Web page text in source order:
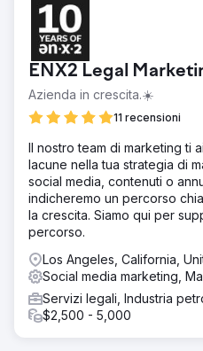
ENX2 Legal
Azienda in crescita.☀️
11 recensioni
Il nostro team di marketing ti
lacune nella tua strategia di
social media, contenuti o
indicheremo un percorso
la crescita. Siamo qui per
percorso.
Los Angeles, California,
Social media marketing,
Servizi legali, Industria
$2,500 - 5,000